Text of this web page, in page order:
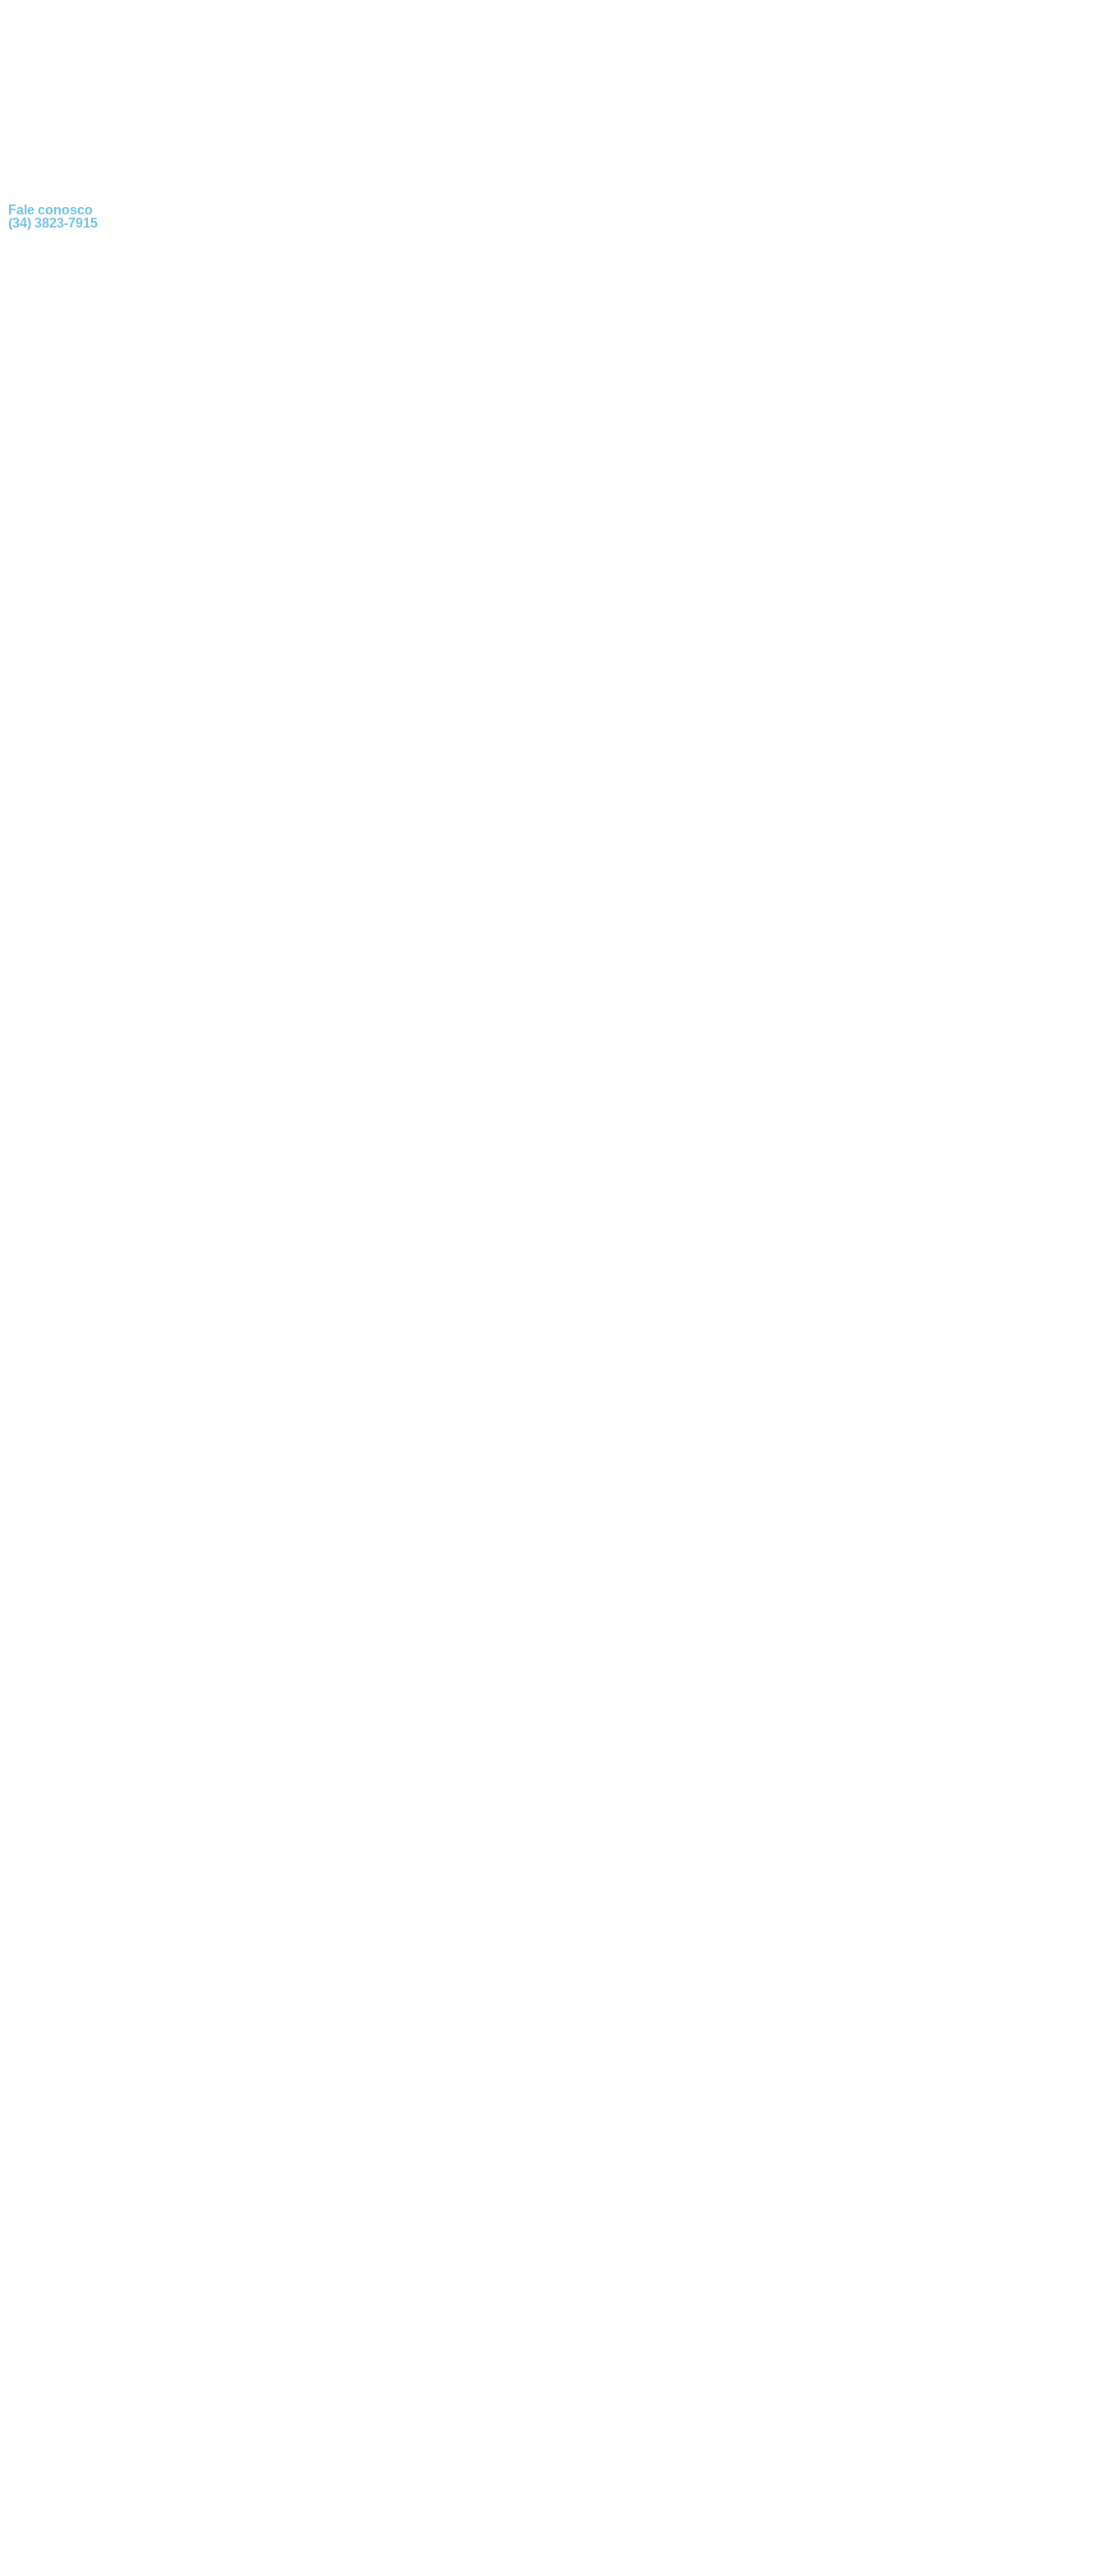
Fale conosco
(34) 3823-7915